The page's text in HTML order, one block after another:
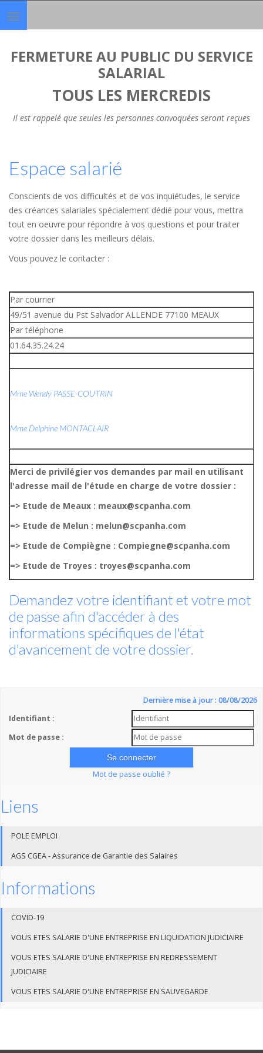
Toggle
navigation
FERMETURE AU PUBLIC DU SERVICE
SALARIAL
TOUS LES MERCREDIS
Il est rappelé que seules les personnes convoquées seront reçues
Espace salarié
Conscients de vos difficultés et de vos inquiétudes, le service
des créances salariales spécialement dédié pour vous, mettra
tout en oeuvre pour répondre à vos questions et pour traiter
votre dossier dans les meilleurs délais.
Vous pouvez le contacter :
Par courrier
49/51 avenue du Pst Salvador ALLENDE 77100 MEAUX
Par téléphone
01.64.35.24.24
Mme Wendy PASSE-COUTRIN
Mme Delphine MONTACLAIR
Merci de privilégier vos demandes par mail en utilisant
l'adresse mail de l'étude en charge de votre dossier :
=> Etude de Meaux : meaux@scpanha.com
=> Etude de Melun : melun@scpanha.com
=> Etude de Compiègne : Compiegne@scpanha.com
=> Etude de Troyes : troyes@scpanha.com
Demandez votre identifiant et votre mot
de passe afin d'accéder à des
informations spécifiques de l'état
d'avancement de votre dossier.
Dernière mise à jour : 08/08/2026
Identifiant :
Mot de passe :
Mot de passe oublié ?
Liens
POLE EMPLOI
AGS CGEA - Assurance de Garantie des Salaires
Informations
COVID-19
VOUS ETES SALARIE D'UNE ENTREPRISE EN LIQUIDATION JUDICIAIRE
VOUS ETES SALARIE D'UNE ENTREPRISE EN REDRESSEMENT
JUDICIAIRE
VOUS ETES SALARIE D'UNE ENTREPRISE EN SAUVEGARDE